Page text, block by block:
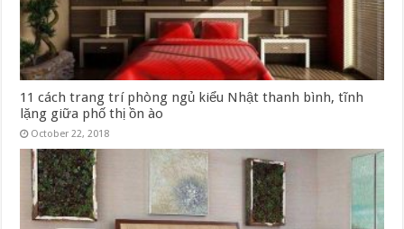
11 cách trang trí phòng ngủ kiểu Nhật thanh bình, tĩnh
lặng giữa phố thị ồn ào
October 22, 2018